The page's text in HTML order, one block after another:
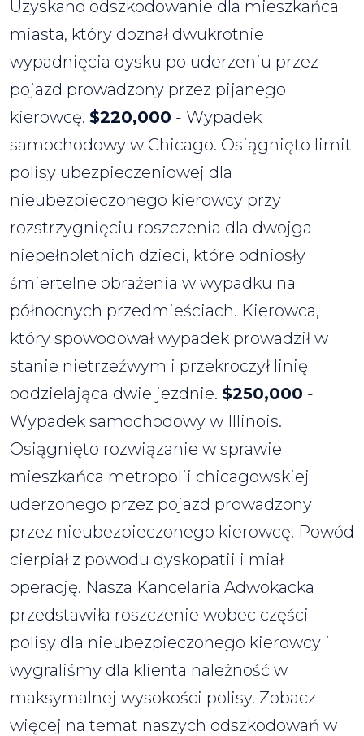
Uzyskano odszkodowanie dla mieszkańca
miasta, który doznał dwukrotnie
wypadnięcia dysku po uderzeniu przez
pojazd prowadzony przez pijanego
kierowcę. $220,000 - Wypadek
samochodowy w Chicago. Osiągnięto limit
polisy ubezpieczeniowej dla
nieubezpieczonego kierowcy przy
rozstrzygnięciu roszczenia dla dwojga
niepełnoletnich dzieci, które odniosły
śmiertelne obrażenia w wypadku na
północnych przedmieściach. Kierowca,
który spowodował wypadek prowadził w
stanie nietrzeźwym i przekroczył linię
oddzielająca dwie jezdnie. $250,000 -
Wypadek samochodowy w Illinois.
Osiągnięto rozwiązanie w sprawie
mieszkańca metropolii chicagowskiej
uderzonego przez pojazd prowadzony
przez nieubezpieczonego kierowcę. Powód
cierpiał z powodu dyskopatii i miał
operację. Nasza Kancelaria Adwokacka
przedstawiła roszczenie wobec części
polisy dla nieubezpieczonego kierowcy i
wygraliśmy dla klienta należność w
maksymalnej wysokości polisy. Zobacz
więcej na temat naszych odszkodowań w